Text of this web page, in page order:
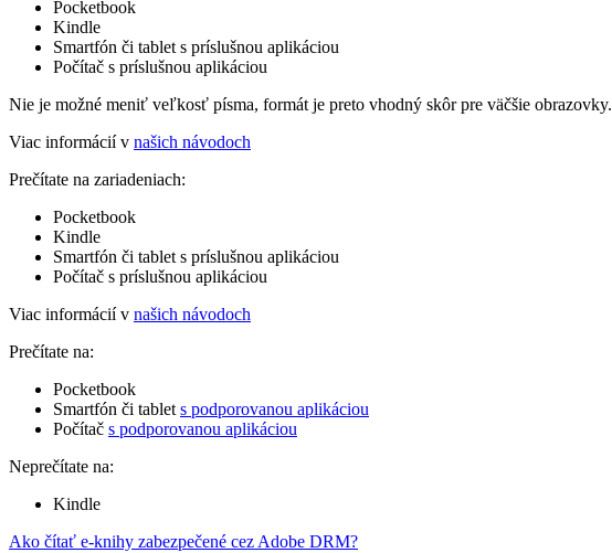
Pocketbook
Kindle
Smartfón či tablet s príslušnou aplikáciou
Počítač s príslušnou aplikáciou
Nie je možné meniť veľkosť písma, formát je preto vhodný skôr pre väčšie obrazovky.
Viac informácií v našich návodoch
Prečítate na zariadeniach:
Pocketbook
Kindle
Smartfón či tablet s príslušnou aplikáciou
Počítač s príslušnou aplikáciou
Viac informácií v našich návodoch
Prečítate na:
Pocketbook
Smartfón či tablet s podporovanou aplikáciou
Počítač s podporovanou aplikáciou
Neprečítate na:
Kindle
Ako čítať e-knihy zabezpečené cez Adobe DRM?